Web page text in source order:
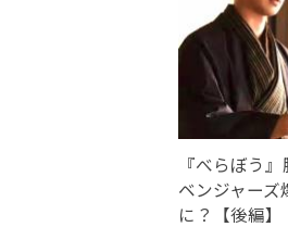
『べらぼう
ベンジャー
に？【後編】